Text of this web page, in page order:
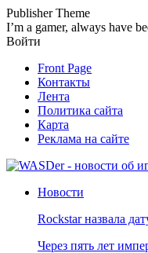
Publisher Theme
I’m a gamer, always have
Войти
Front Page
Контакты
Лента
Политика сайта
Карта
Реклама на сайте
Новости
Rockstar назвала
Через пять лет